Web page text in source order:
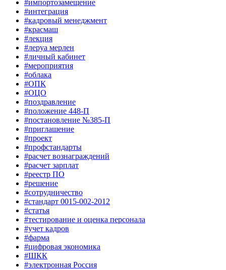
#импортозамещение
#интеграция
#кадровый менеджмент
#красмаш
#лекция
#леруа мерлен
#личный кабинет
#мероприятия
#облака
#ОПК
#ОЦО
#поздравление
#положение 448-П
#постановление №385-П
#приглашение
#проект
#профстандарты
#расчет вознаграждений
#расчет зарплат
#реестр ПО
#решение
#сотрудничество
#стандарт 0015-002-2012
#статья
#тестирование и оценка персонала
#учет кадров
#фарма
#цифровая экономика
#ШКК
#электронная Россия